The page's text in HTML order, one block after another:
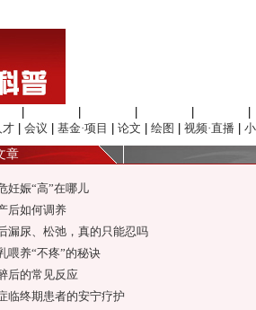
才 会议 基金·项目 论文 绘图 视频·直播
章
妊娠“高”在哪儿
后如何调养
漏尿、松弛，真的只能忍吗
喂养“不疼”的秘诀
后的常见反应
临终期患者的安宁疗护